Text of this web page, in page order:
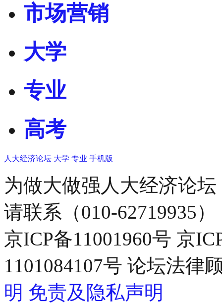
市场营销
大学
专业
高考
人大经济论坛 大学 专业 手机版
为做大做强人大经济论
请联系（010-62719935）
京ICP备11001960号 京
1101084107号 论坛法律
明 免责及隐私声明